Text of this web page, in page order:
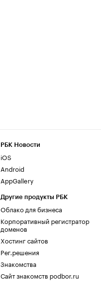
РБК Новости
iOS
Android
AppGallery
Другие продукты РБК
Облако для бизнеса
Корпоративный регистратор
доменов
Хостинг сайтов
Рег.решения
Знакомства
Сайт знакомств podbor.ru